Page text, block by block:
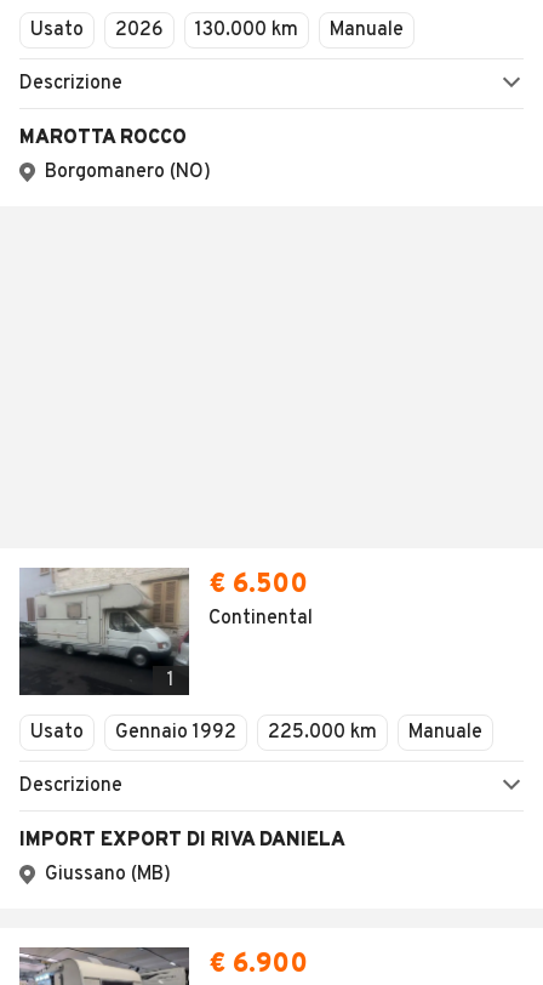
Usato 2026 130.000 km Manuale
Descrizione
MAROTTA ROCCO
Borgomanero (NO)
1
€ 6.500
Continental
Usato Gennaio 1992 225.000 km Manuale
Descrizione
IMPORT EXPORT DI RIVA DANIELA
Giussano (MB)
€ 6.900